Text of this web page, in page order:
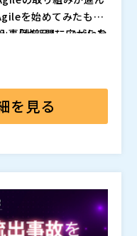
を始めてみたもの
「他部門に広がらな
増えてきました。
事例を元に、Agileを
をご紹介し、そ
部 アジャイル・イン
所（） マジセミ株式
を見る